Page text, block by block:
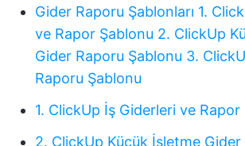
Gider Raporu Şablonları 1.
ve Rapor Şablonu 2. ClickUp
Gider Raporu Şablonu 3.
Raporu Şablonu
1. ClickUp İş Giderleri ve Rapor
2. ClickUp Küçük İşletme Gider